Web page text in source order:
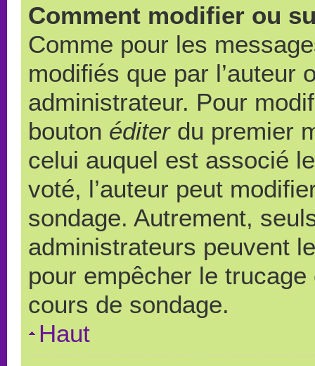
Comment modifier ou
Comme pour les
modifiés que par l’auteur
administrateur. Pour
bouton éditerdu premier
celui auquel est associé
voté, l’auteur peut
sondage. Autrement,
administrateurs peuvent
pour empêcher le
cours de sondage.
Haut